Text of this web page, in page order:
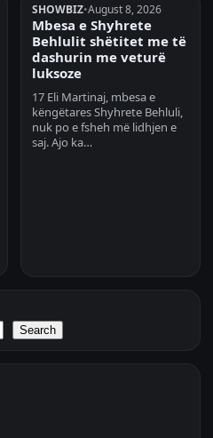
SHOWBIZ•August 8, 2026
Mbesa e Shyhrete
Behlulit shëtitet me të
dashurin me veturë
luksoze
17 Eli Martinaj, mbesa e
këngëtares Shyhrete Behluli,
nuk po e fsheh më lidhjen e
saj. Ajo ka…
Search